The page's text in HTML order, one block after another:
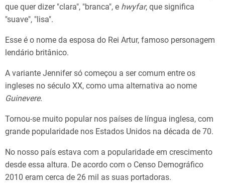
que quer dizer "clara", "branca", e hwyfar, que significa
"suave", "lisa".
Esse é o nome da esposa do Rei Artur, famoso personagem
lendário britânico.
A variante Jennifer só começou a ser comum entre os
ingleses no século XX, como uma alternativa ao nome
Guinevere.
Tornou-se muito popular nos países de língua inglesa, com
grande popularidade nos Estados Unidos na década de 70.
No nosso país estava com a popularidade em crescimento
desde essa altura. De acordo com o Censo Demográfico
2010 eram cerca de 26 mil as suas portadoras.